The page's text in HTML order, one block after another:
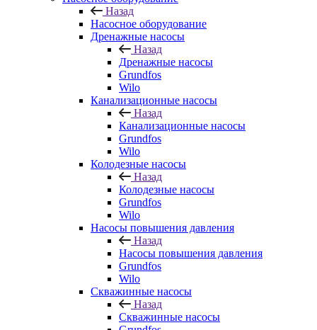
Назад
Насосное оборудование
Дренажные насосы
Назад
Дренажные насосы
Grundfos
Wilo
Канализационные насосы
Назад
Канализационные насосы
Grundfos
Wilo
Колодезные насосы
Назад
Колодезные насосы
Grundfos
Wilo
Насосы повышения давления
Назад
Насосы повышения давления
Grundfos
Wilo
Скважинные насосы
Назад
Скважинные насосы